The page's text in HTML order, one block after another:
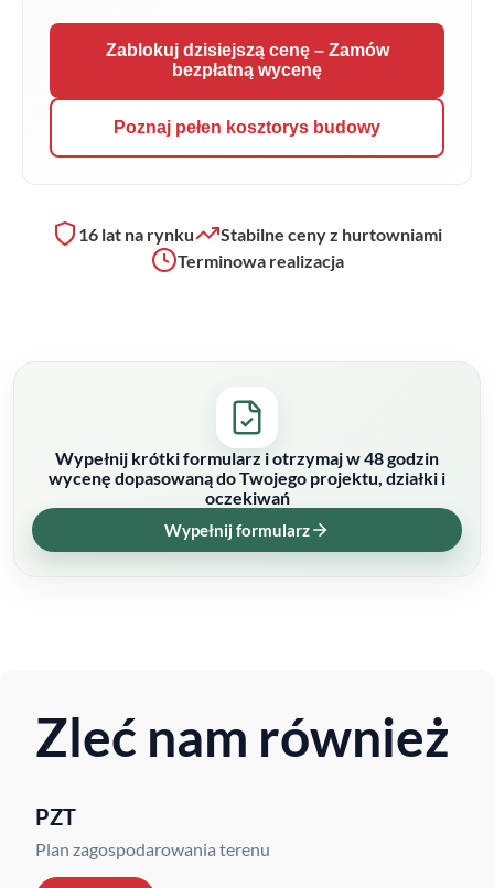
Zablokuj dzisiejszą cenę – Zamów
bezpłatną wycenę
Poznaj pełen kosztorys budowy
16 lat na rynku
Stabilne ceny z hurtowniami
Terminowa realizacja
Wypełnij krótki formularz i otrzymaj w 48 godzin
wycenę dopasowaną do Twojego projektu, działki i
oczekiwań
Wypełnij formularz
Zleć nam również
PZT
Plan zagospodarowania terenu